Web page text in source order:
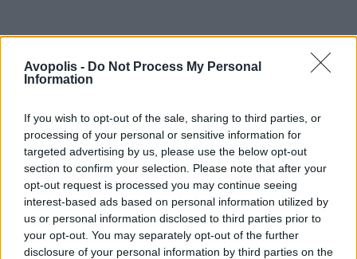
Avopolis - Do Not Process My Personal
Information
If you wish to opt-out of the sale, sharing to third parties, or
processing of your personal or sensitive information for
targeted advertising by us, please use the below opt-out
section to confirm your selection. Please note that after your
opt-out request is processed you may continue seeing
interest-based ads based on personal information utilized by
us or personal information disclosed to third parties prior to
your opt-out. You may separately opt-out of the further
disclosure of your personal information by third parties on the
AVOPOLIS.NEWS TEAM ΔΙΕΘΝΗ ΝΕΑ
Δ.Τ. ΔΙΕΘΝΗ ΝΕΑ
Αλλαγή χώρου για την συναυλία των
Terrakota – Razastarr – Soul Fire. Διαβάστε
τις λεπτομέρειες.